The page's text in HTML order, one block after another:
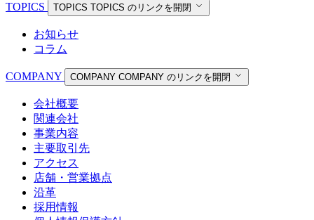
TOPICS TOPICS TOPICS のリンクを開閉
お知らせ
コラム
COMPANY COMPANY COMPANY のリンクを開閉
会社概要
関連会社
事業内容
主要取引先
アクセス
店舗・営業拠点
沿革
採用情報